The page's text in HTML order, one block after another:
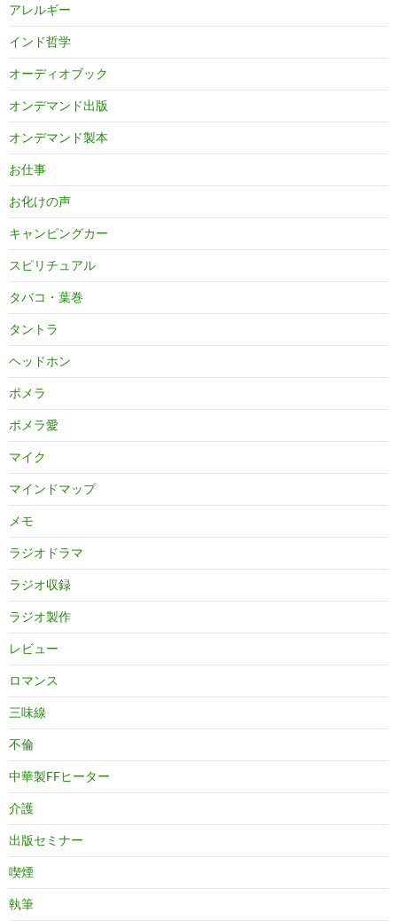
アレルギー
インド哲学
オーディオブック
オンデマンド出版
オンデマンド製本
お仕事
お化けの声
キャンピングカー
スピリチュアル
タバコ・葉巻
タントラ
ヘッドホン
ポメラ
ポメラ愛
マイク
マインドマップ
メモ
ラジオドラマ
ラジオ収録
ラジオ製作
レビュー
ロマンス
三味線
不倫
中華製FFヒーター
介護
出版セミナー
喫煙
執筆